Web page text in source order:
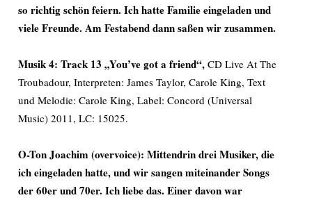
so richtig schön feiern. Ich hatte Familie eingeladen und
viele Freunde. Am Festabend dann saßen wir zusammen.
Musik 4: Track 13 „You’ve got a friend“, CD Live At The
Troubadour, Interpreten: James Taylor, Carole King, Text
und Melodie: Carole King, Label: Concord (Universal
Music) 2011, LC: 15025.
O-Ton Joachim (overvoice): Mittendrin drei Musiker, die
ich eingeladen hatte, und wir sangen miteinander Songs
der 60er und 70er. Ich liebe das. Einer davon war